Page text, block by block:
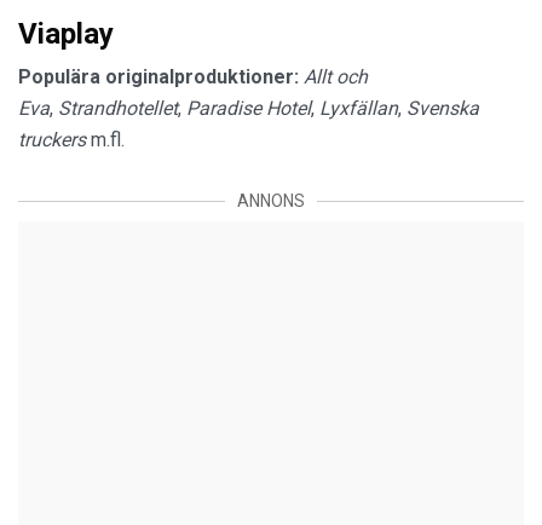
Viaplay
Populära originalproduktioner: Allt och
Eva, Strandhotellet, Paradise Hotel, Lyxfällan, Svenska
truckersm.fl.
ANNONS